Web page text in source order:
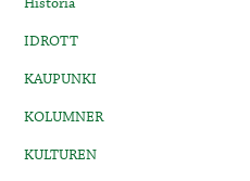
IDROTT
KAUPUNKI
KOLUMNER
KULTUREN